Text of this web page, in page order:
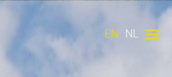
EN NL